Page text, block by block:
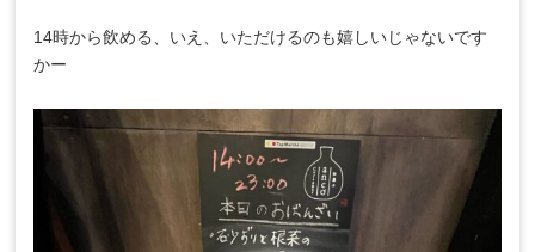
14時から飲める、いえ、いただけるのも嬉しいじゃないです
かー